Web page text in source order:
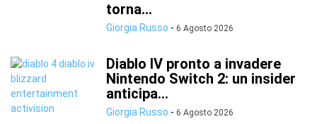
torna...
Giorgia Russo - 6 Agosto 2026
Diablo IV pronto a invadere
Nintendo Switch 2: un insider
anticipa...
Giorgia Russo - 6 Agosto 2026